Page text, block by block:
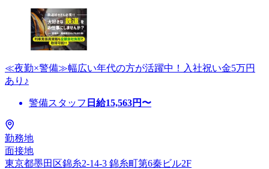
≪夜勤×警備≫幅広い年代の方が活躍中！入社祝い金5万円
あり♪
警備スタッフ 日給15,563円〜
勤務地
面接地
東京都墨田区錦糸2-14-3 錦糸町第6秦ビル2F